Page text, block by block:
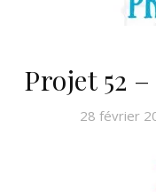
Projet 52
28 février